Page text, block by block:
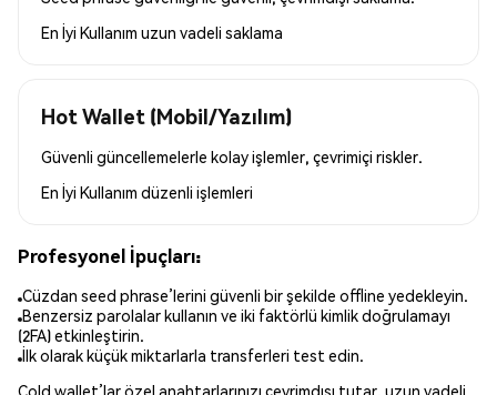
En İyi Kullanım uzun vadeli saklama
Hot Wallet (Mobil/Yazılım)
Güvenli güncellemelerle kolay işlemler, çevrimiçi riskler.
En İyi Kullanım düzenli işlemleri
Profesyonel İpuçları:
Cüzdan seed phrase’lerini güvenli bir şekilde offline yedekleyin.
Benzersiz parolalar kullanın ve iki faktörlü kimlik doğrulamayı
(2FA) etkinleştirin.
İlk olarak küçük miktarlarla transferleri test edin.
Cold wallet’lar özel anahtarlarınızı çevrimdışı tutar, uzun vadeli